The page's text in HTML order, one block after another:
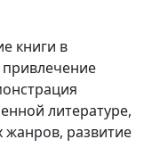
книги в
литературе,
жанров, развитие